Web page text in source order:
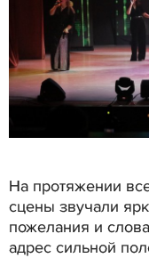
На протяжении
сцены звучали
пожелания и
адрес сильной